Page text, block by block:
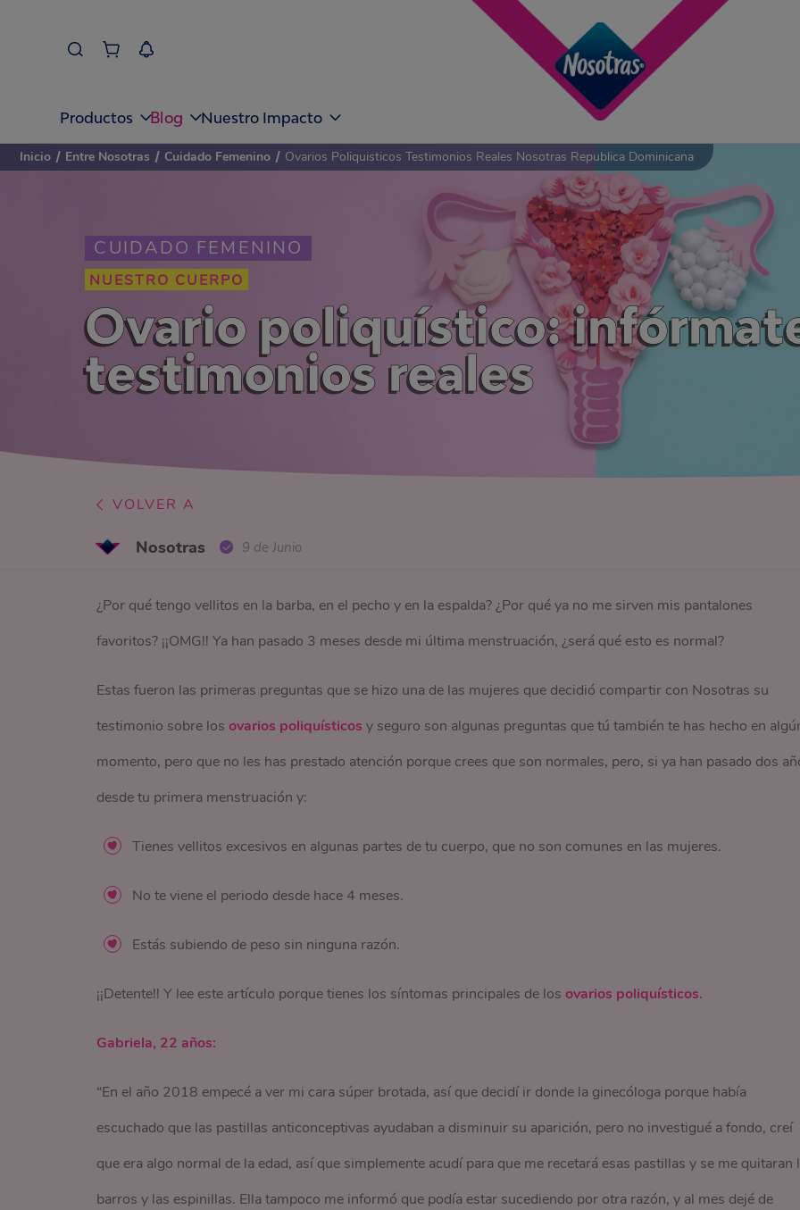
Productos Blog Nuestro Impacto
CUIDADO FEMENINO
NUESTRO CUERPO
Ovario poliquístico:
testimonios reales
Inicio / Entre Nosotras / Cuidado Femenino / Ovarios Poliquisticos Testimonios Reales Nosotras Republica Dominicana
VOLVER A
Nosotras 9 de Junio
¿Por qué tengo vellitos en la barba, en el pecho y en la espalda? ¿Por qué ya no me sirven mis pantalones
favoritos? ¡¡OMG!! Ya han pasado 3 meses desde mi última menstruación, ¿será qué esto es normal?
Estas fueron las primeras preguntas que se hizo una de las mujeres que decidió compartir con Nosotras su
testimonio sobre los ovarios poliquísticos y seguro son algunas preguntas que tú también te has hecho en
momento, pero que no les has prestado atención porque crees que son normales, pero, si ya han pasado dos
desde tu primera menstruación y:
Tienes vellitos excesivos en algunas partes de tu cuerpo, que no son comunes en las mujeres.
No te viene el periodo desde hace 4 meses.
Estás subiendo de peso sin ninguna razón.
¡¡Detente!! Y lee este artículo porque tienes los síntomas principales de los ovarios poliquísticos.
Gabriela, 22 años:
“En el año 2018 empecé a ver mi cara súper brotada, así que decidí ir donde la ginecóloga porque había
escuchado que las pastillas anticonceptivas ayudaban a disminuir su aparición, pero no investigué a fondo, creí
que era algo normal de la edad, así que simplemente acudí para que me recetará esas pastillas y se me quitaran
barros y las espinillas. Ella tampoco me informó que podía estar sucediendo por otra razón, y al mes dejé de